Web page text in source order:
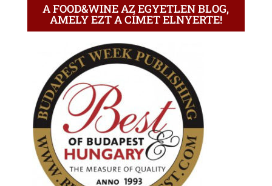
A FOOD&WINE AZ EGYETLEN BLOG,
AMELY EZT A CÍMET ELNYERTE!